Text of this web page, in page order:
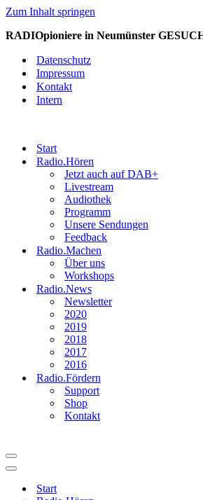
Zum Inhalt springen
RADIOpioniere in Neumünster
Datenschutz
Impressum
Kontakt
Intern
Start
Radio.Hören
Jetzt auch auf DAB+
Livestream
Audiothek
Programm
Unsere Sendungen
Feedback
Radio.Machen
Über uns
Workshops
Radio.News
Newsletter
2020
2019
2018
2017
2016
Radio.Fördern
Support
Shop
Kontakt
Navigationsmenü
Navigationsmenü
Start